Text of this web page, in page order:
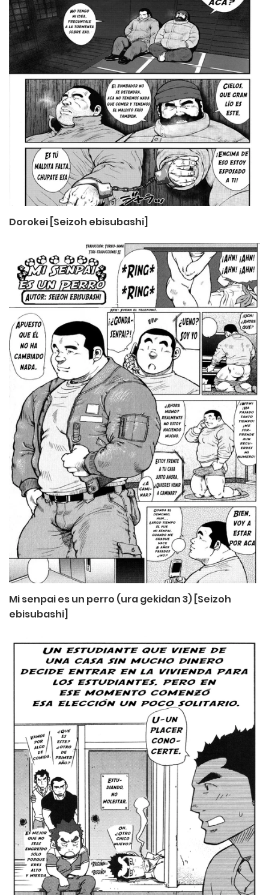
Dorokei [Seizoh ebisubashi]
Mi senpai es un perro (ura gekidan 3) [Seizoh
ebisubashi]